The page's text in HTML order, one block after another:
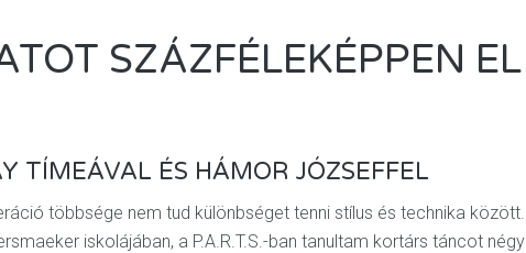
SZÁZFÉLEKÉPPEN EL
TÍMEÁVAL ÉS HÁMOR JÓZSEFFEL
többsége nem tud különbséget tenni stílus és technika között.
iskolájában, a P.A.R.T.S.-ban tanultam kortárs táncot négy